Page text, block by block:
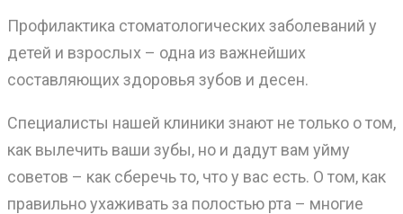
Профилактика стоматологических заболеваний у
детей и взрослых – одна из важнейших
составляющих здоровья зубов и десен.
Специалисты нашей клиники знают не только о том,
как вылечить ваши зубы, но и дадут вам уйму
советов – как сберечь то, что у вас есть. О том, как
правильно ухаживать за полостью рта – многие